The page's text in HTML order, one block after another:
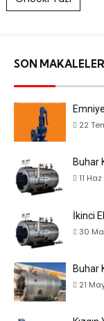
SON MAKALELER
22
Buhar
11
İkinci
30
Buhar
21